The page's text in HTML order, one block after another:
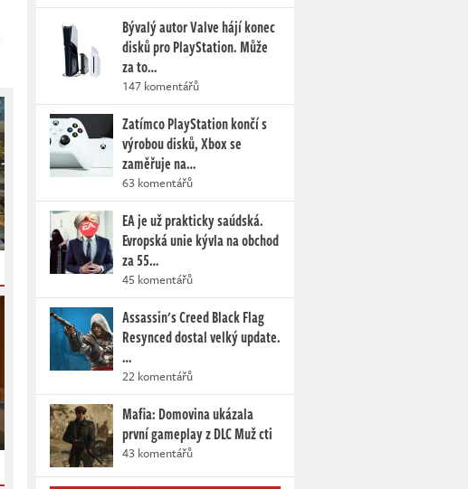
Bývalý autor Valve hájí konec
disků pro PlayStation. Může
za to…
147 komentářů
Zatímco PlayStation končí s
výrobou disků, Xbox se
zaměřuje na…
63 komentářů
EA je už prakticky saúdská.
Evropská unie kývla na obchod
za 55…
45 komentářů
Assassin's Creed Black Flag
Resynced dostal velký update.
…
22 komentářů
Mafia: Domovina ukázala
první gameplay z DLC Muž cti
43 komentářů